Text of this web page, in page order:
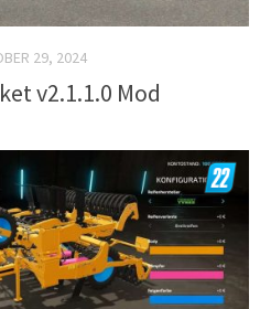
29, 2024
v2.1.1.0 Mod